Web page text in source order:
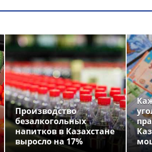
Производство
безалкогольных
напитков в Казахстане
выросло на 17%